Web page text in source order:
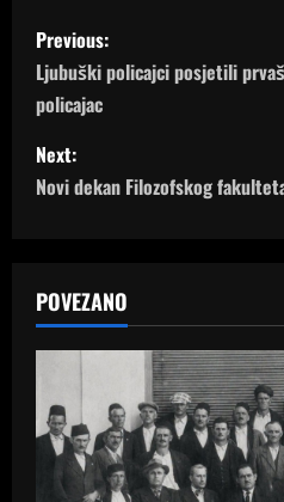
P
o
s
t
a
v
g
Previous:
Ljubuški policajci posjetili
policajac
Next:
Novi dekan Filozofskog
POVEZANO